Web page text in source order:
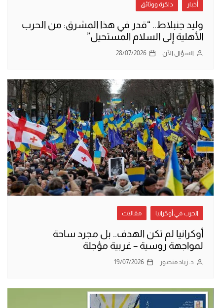
أخبار ذاكرة ووثائق
وليد جنبلاط.. “قدر في هذا المشرق: من الحرب
الأهلية إلى السلام المستحيل”
السؤال الآن 28/07/2026
الحرب في أوكرانيا مقالات
أوكرانيا لم تكن الهدف.. بل مجرد ساحة
لمواجهة روسية – غربية مؤجلة
د. زياد منصور 19/07/2026